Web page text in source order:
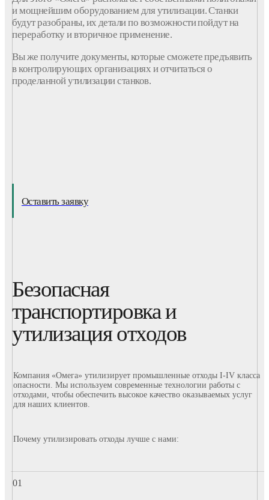
и мощнейшим оборудованием для утилизации. Станки
будут разобраны, их детали по возможности пойдут на
переработку и вторичное применение.
Вы же получите документы, которые сможете предъявить
в контролирующих организациях и отчитаться о
проделанной утилизации станков.
Оставить заявку
Безопасная
транспортировка и
утилизация отходов
Компания «Омега» утилизирует промышленные отходы I-IV класса
опасности. Мы используем современные технологии работы с
отходами, чтобы обеспечить высокое качество оказываемых услуг
для наших клиентов.
Почему утилизировать отходы лучше с нами: